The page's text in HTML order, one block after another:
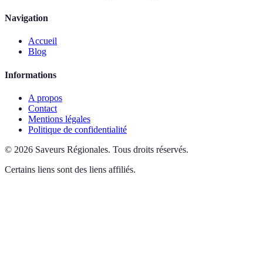
Navigation
Accueil
Blog
Informations
A propos
Contact
Mentions légales
Politique de confidentialité
© 2026 Saveurs Régionales. Tous droits réservés.
Certains liens sont des liens affiliés.